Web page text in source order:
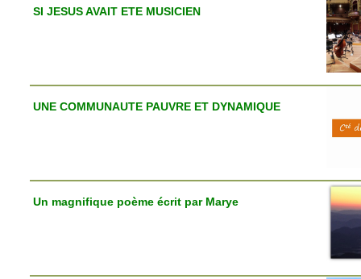
SI JESUS AVAIT ETE MUSICIEN
UNE COMMUNAUTE PAUVRE ET DYNAMIQUE
Un magnifique poème écrit par Marye